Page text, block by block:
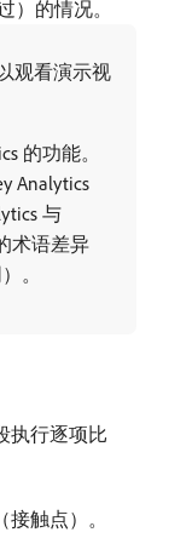
）的情况。
观看演示视
的功能。
Analytics
与
术语差异
。
执行逐项比
触点）。